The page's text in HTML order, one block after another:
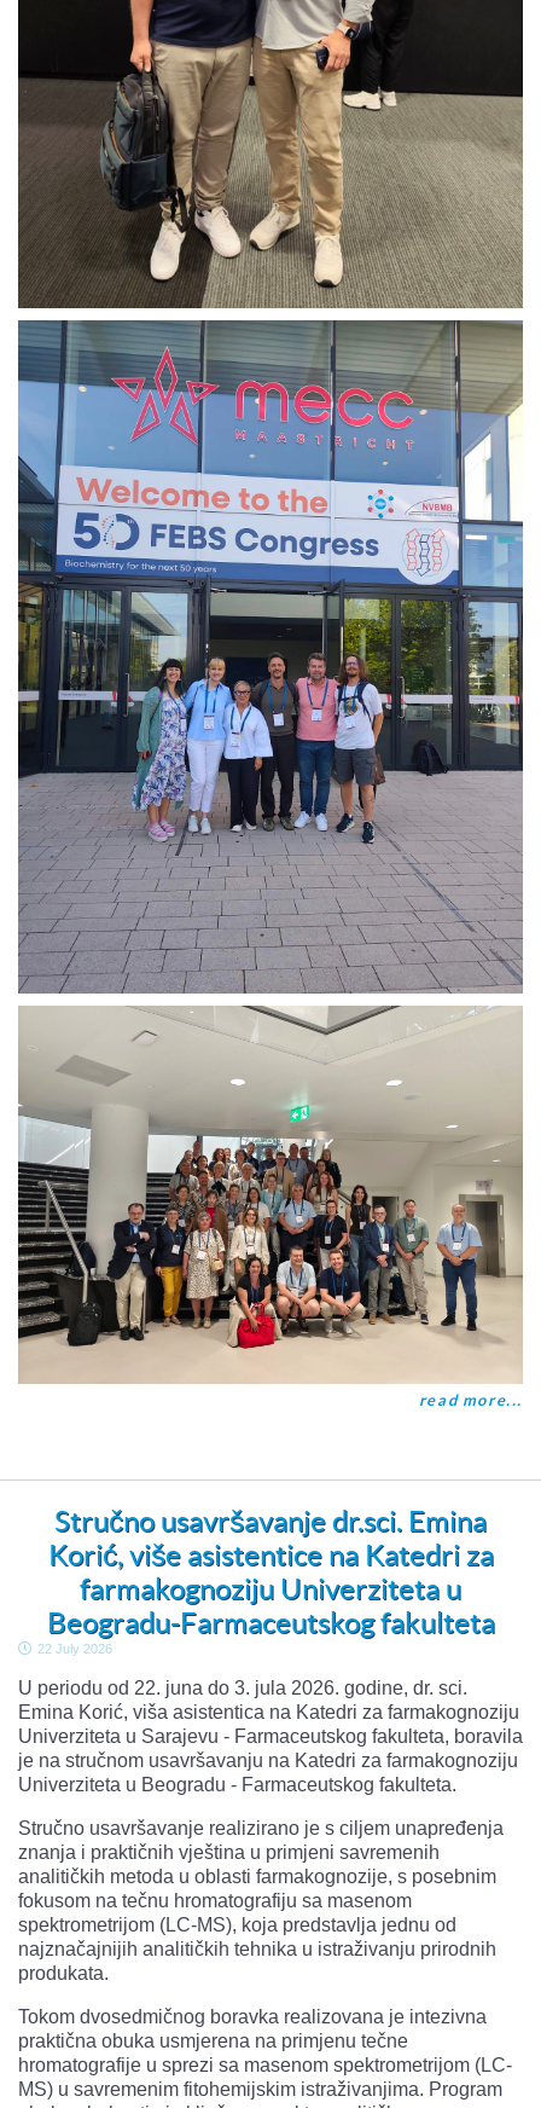
read more...
Stručno usavršavanje dr.sci. Emina
Korić, više asistentice na Katedri za
farmakognoziju Univerziteta u
Beogradu-Farmaceutskog fakulteta
22 July 2026
U periodu od 22. juna do 3. jula 2026. godine, dr. sci.
Emina Korić, viša asistentica na Katedri za farmakognoziju
Univerziteta u Sarajevu - Farmaceutskog fakulteta, boravila
je na stručnom usavršavanju na Katedri za farmakognoziju
Univerziteta u Beogradu - Farmaceutskog fakulteta.
Stručno usavršavanje realizirano je s ciljem unapređenja
znanja i praktičnih vještina u primjeni savremenih
analitičkih metoda u oblasti farmakognozije, s posebnim
fokusom na tečnu hromatografiju sa masenom
spektrometrijom (LC-MS), koja predstavlja jednu od
najznačajnijih analitičkih tehnika u istraživanju prirodnih
produkata.
Tokom dvosedmičnog boravka realizovana je intezivna
praktična obuka usmjerena na primjenu tečne
hromatografije u sprezi sa masenom spektrometrijom (LC-
MS) u savremenim fitohemijskim istraživanjima. Program